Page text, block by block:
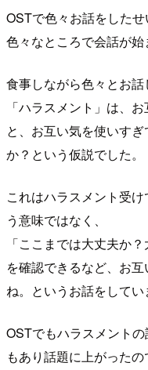
OSTで色々お話をした
色々なところで会話が始
食事しながら色々とお
「ハラスメント」は、
と、お互い気を使いす
か？という仮説でした。
これはハラスメント受
う意味ではなく、
「ここまでは大丈夫か
を確認できるなど、お
ね。というお話をしてい
OSTでもハラスメント
もあり話題に上がったの